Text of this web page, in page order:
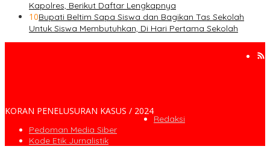
Kapolres, Berikut Daftar Lengkapnya
10Bupati Beltim Sapa Siswa dan Bagikan Tas Sekolah
Untuk Siswa Membutuhkan, Di Hari Pertama Sekolah
KORAN PENELUSURAN KASUS / 2024
Redaksi
Pedoman Media Siber
Kode Etik Jurnalistik